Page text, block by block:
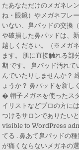
たあなただけのメガネレ
ね・眼鏡）やメガネフレ
いない、鼻パッドの交換
や破損した鼻パッドは、
越しください。（※メガ
ます。 肌に直接触れる部
期 です。 鼻パッド汚れ
んでいたりしませんか？
ょうか？ 鼻パッドを新し
� 帽子メガネを使ったス
イリストなどプロの方に
つけるサロンでありたい
visible to WordPress
てる . 鼻あて鼻パッドの
が痛くならないメガネの